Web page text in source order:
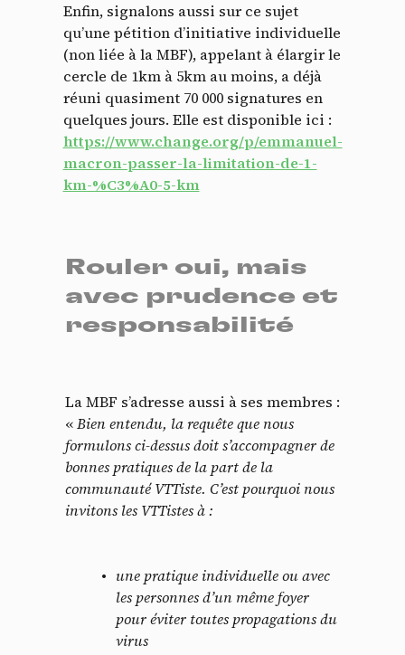
Enfin, signalons aussi sur ce sujet
qu’une pétition d’initiative individuelle
(non liée à la MBF), appelant à élargir le
cercle de 1km à 5km au moins, a déjà
réuni quasiment 70 000 signatures en
quelques jours. Elle est disponible ici :
https://www.change.org/p/emmanuel-
macron-passer-la-limitation-de-1-
km-%C3%A0-5-km
Rouler oui, mais
avec prudence et
responsabilité
La MBF s’adresse aussi à ses membres :
«Bien entendu, la requête que nous
formulons ci-dessus doit s’accompagner de
bonnes pratiques de la part de la
communauté VTTiste. C’est pourquoi nous
invitons les VTTistes à :
une pratique individuelle ou avec
les personnes d’un même foyer
pour éviter toutes propagations du
virus